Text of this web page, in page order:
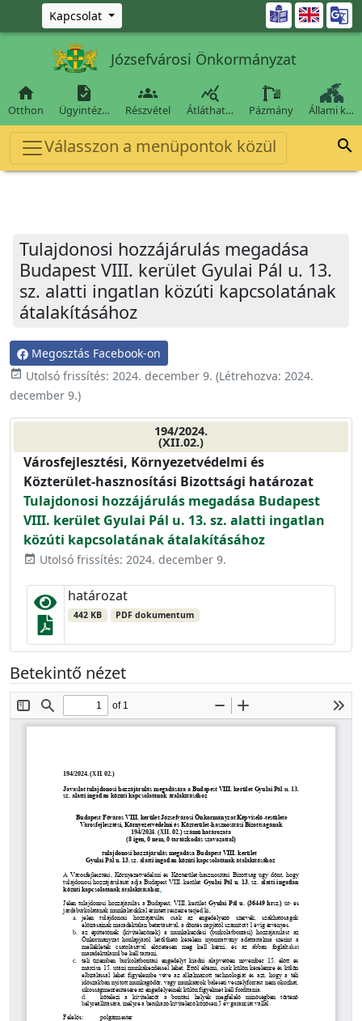
Ugrás a fő tartalomra
Kapcsolat 
Józsefvárosi Önkormányzat

Otthon

Ügyintéz…

Részvétel

Átláthat… Pázmány Állami k…
Válasszon a menüpontok közül 
Tulajdonosi hozzájárulás megadása
Budapest VIII. kerület Gyulai Pál u. 13.
sz. alatti ingatlan közúti kapcsolatának
átalakításához
Megosztás Facebook-on
event_available Utolsó frissítés: 2024. december 9. (Létrehozva: 2024.
december 9.)
194/2024.
(XII.02.)
Városfejlesztési, Környezetvédelmi és
Közterület-hasznosítási Bizottsági határozat
Tulajdonosi hozzájárulás megadása Budapest
VIII. kerület Gyulai Pál u. 13. sz. alatti ingatlan
közúti kapcsolatának átalakításához
event_available Utolsó frissítés: 2024. december 9.
határozat
442 KB PDF dokumentum
Betekintő nézet